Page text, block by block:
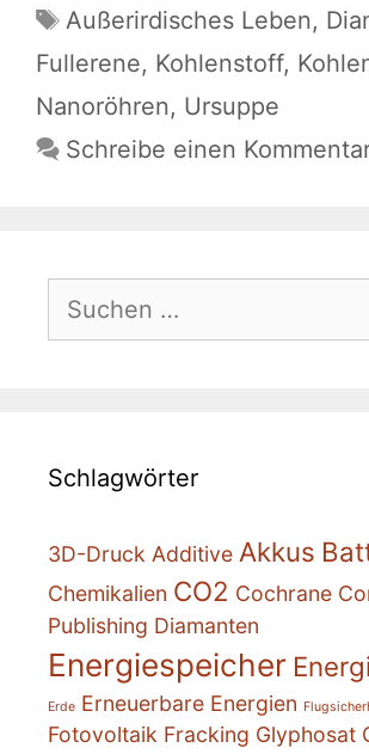
Schlagwörter
Außerirdisches Leben,
Fullerene, Kohlenstoff,
Nanoröhren, Ursuppe
Schreibe einen
nach:
Schlagwörter
3D-Druck Additive Akkus
Chemikalien CO2 Cochrane
Publishing Diamanten
Energiespeicher
Erde Erneuerbare Energien
Fotovoltaik Fracking Glyphosat